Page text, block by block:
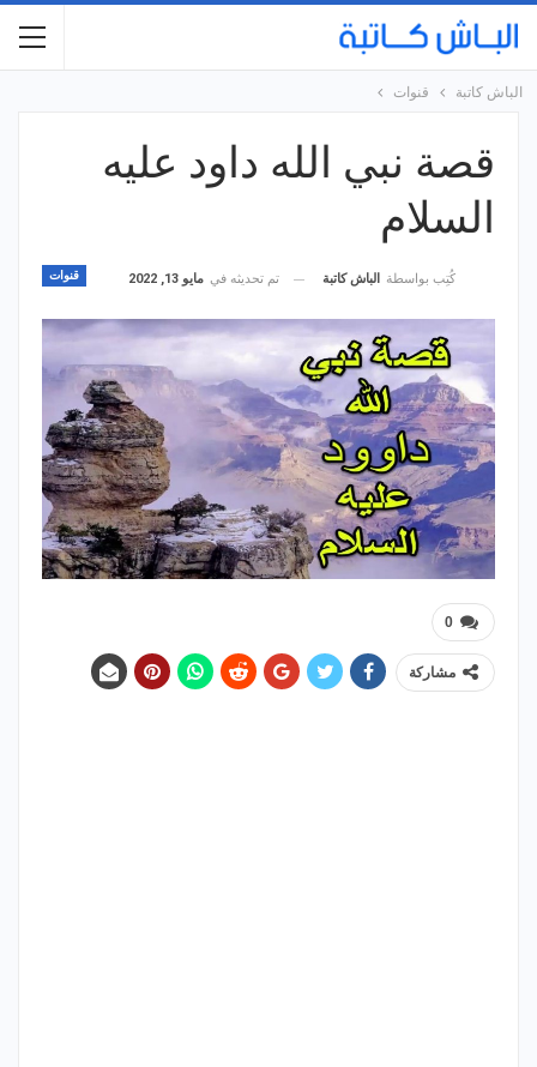
الباش كاتبة قنوات
قصة نبي الله داود عليه
السلام
قنوات كُتِب بواسطة الباش كاتبة تم تحديثه في مايو 13, 2022
0
مشاركة